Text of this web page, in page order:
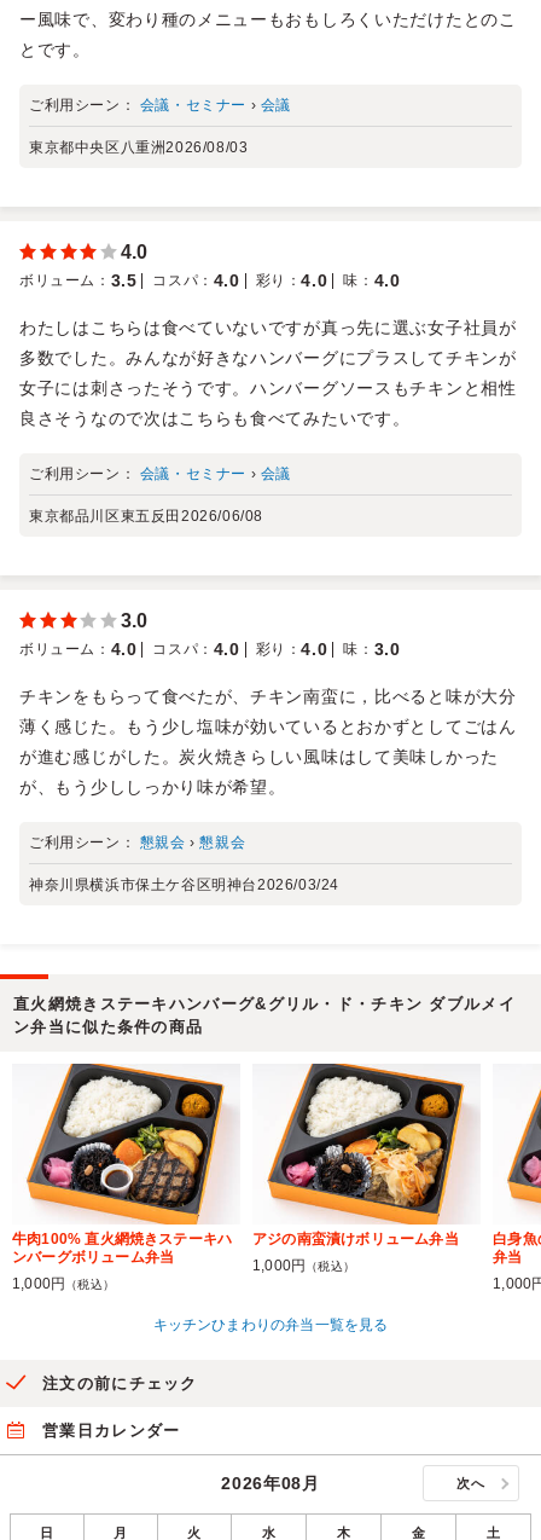
ー風味で、変わり種のメニューもおもしろくいただけたとのこ
とです。
ご利用シーン： 会議・セミナー › 会議
東京都中央区八重洲2026/08/03
4.0
ボリューム ： 3.5 コスパ ： 4.0 彩り ：4.0 味 ： 4.0
わたしはこちらは食べていないですが真っ先に選ぶ女子社員が
多数でした。みんなが好きなハンバーグにプラスしてチキンが
女子には刺さったそうです。ハンバーグソースもチキンと相性
良さそうなので次はこちらも食べてみたいです。
ご利用シーン： 会議・セミナー › 会議
東京都品川区東五反田 2026/06/08
3.0
ボリューム ： 4.0 コスパ ： 4.0 彩り ：4.0 味 ： 3.0
チキンをもらって食べたが、チキン南蛮に，比べると味が大分
薄く感じた。もう少し塩味が効いているとおかずとしてごはん
が進む感じがした。炭火焼きらしい風味はして美味しかった
が、もう少ししっかり味が希望。
ご利用シーン： 懇親会 ›懇親会
神奈川県横浜市保土ケ谷区明神台2026/03/24
直火網焼きステーキハンバーグ&グリル・ド・チキン ダブルメイ
ン弁当に似た条件の商品
牛肉100% 直火網焼きステーキハ
ンバーグボリューム弁当
1,000円
（税込）
アジの南蛮漬けボリューム弁当
1,000円
（税込）
白身魚
弁当
1,000
キッチンひまわりの弁当一覧を見る
注文の前にチェック
営業日カレンダー
2026年08月 次へ
日 月 火 水 木 金 土